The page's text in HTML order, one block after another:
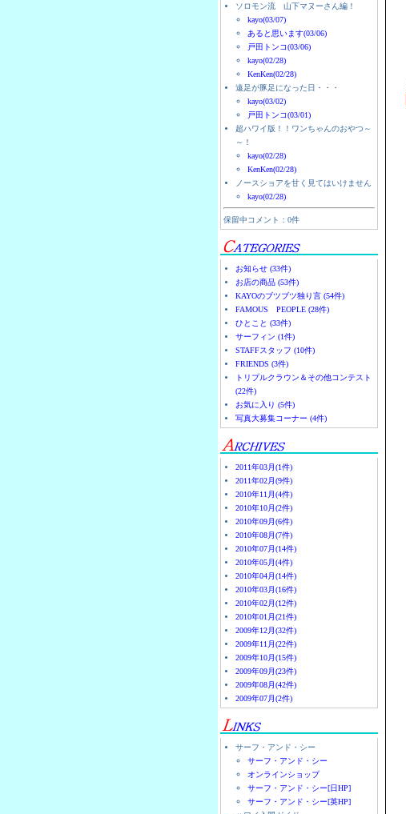
ソロモン流 山下マヌーさん編！
kayo(03/07)
あると思います(03/06)
戸田トンコ(03/06)
kayo(02/28)
KenKen(02/28)
遠足が豚足になった日・・・
kayo(03/02)
戸田トンコ(03/01)
超ハワイ版！！ワンちゃんのおやつ～
～！
kayo(02/28)
KenKen(02/28)
ノースショアを甘く見てはいけません
kayo(02/28)
保留中コメント：0件
お知らせ (33件)
お店の商品 (53件)
KAYOのブツブツ独り言 (54件)
FAMOUS PEOPLE (28件)
ひとこと (33件)
サーフィン (1件)
STAFFスタッフ (10件)
FRIENDS (3件)
トリプルクラウン＆その他コンテスト
(22件)
お気に入り (5件)
写真大募集コーナー (4件)
2011年03月(1件)
2011年02月(9件)
2010年11月(4件)
2010年10月(2件)
2010年09月(6件)
2010年08月(7件)
2010年07月(14件)
2010年05月(4件)
2010年04月(14件)
2010年03月(16件)
2010年02月(12件)
2010年01月(21件)
2009年12月(32件)
2009年11月(22件)
2009年10月(15件)
2009年09月(23件)
2009年08月(42件)
2009年07月(2件)
サーフ・アンド・シー
サーフ・アンド・シー
オンラインショップ
サーフ・アンド・シー[日HP]
サーフ・アンド・シー[英HP]